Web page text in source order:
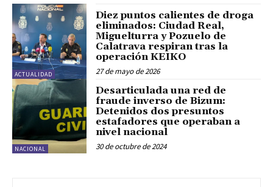
ACTUALIDAD
Diez puntos calientes de droga
eliminados: Ciudad Real,
Miguelturra y Pozuelo de
Calatrava respiran tras la
operación KEIKO
27 de mayo de 2026
NACIONAL
Desarticulada una red de
fraude inverso de Bizum:
Detenidos dos presuntos
estafadores que operaban a
nivel nacional
30 de octubre de 2024